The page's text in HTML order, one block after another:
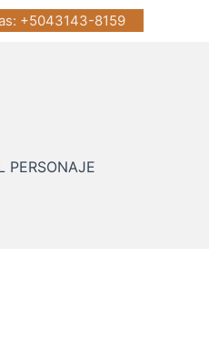
: +5043143-8159
PERSONAJE